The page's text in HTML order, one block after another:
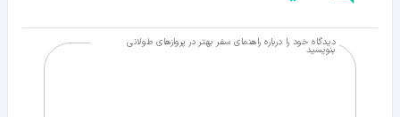
دیدگاه خود را درباره راهنمای سفر بهتر در پروازهای طولانی
بنویسید